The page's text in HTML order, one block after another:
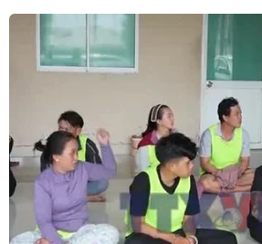
truyền thống, với An Nghiệp
hưu trí của thành viên được
tích lũy từ khoản đóng góp của
nơi họ đang làm việc và của
Ngay cả khi thay đổi nơi làm
được bảo hiểm sẽ vẫn được
trị tài khoản hưu trí, bao gồm
doanh nghiệp đóng góp tùy
gian thỏa thuận giữa thành